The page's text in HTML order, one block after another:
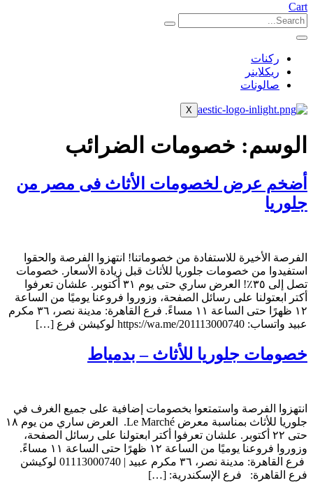
Cart
ركنات
ريكلاينر
صالونات
X
الوسم: خصومات الضرائب
أضخم عرض لخصومات الأثاث فى مصر من
جلوريا
الفرصة الأخيرة للاستفادة من خصوماتنا! انتهزوا الفرصة والحقوا
استفيدوا من خصومات جلوريا للأثاث قبل زيادة الأسعار. خصومات
تصل إلى ٣٥٪! العرض ساري حتى يوم ٣١ أكتوبر. علشان تعرفوا
أكتر ابعتولنا على رسائل الصفحة، وزوروا فروعنا يوميًا من الساعة
١٢ ظهرًا حتى الساعة ١١ مساءً. فرع القاهرة: مدينة نصر، ٣٦ مكرم
عبيد واتساب: https://wa.me/201113000740 لوكيشن فرع […]
خصومات جلوريا للأثاث – بدمياط
انتهزوا الفرصة واستمتعوا بخصومات إضافية على جميع الغرف في
جلوريا للأثاث بمناسبة معرض Le Marché. العرض ساري من يوم ١٨
حتى ٢٢ أكتوبر. علشان تعرفوا أكتر ابعتولنا على رسائل الصفحة،
وزوروا فروعنا يوميًا من الساعة ١٢ ظهرًا حتى الساعة ١١ مساءً.
فرع القاهرة: مدينة نصر، ٣٦ مكرم عبيد | 01113000740 لوكيشن
فرع القاهرة: فرع الإسكندرية: […]